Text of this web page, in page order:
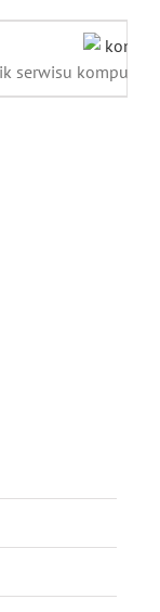
serwisu